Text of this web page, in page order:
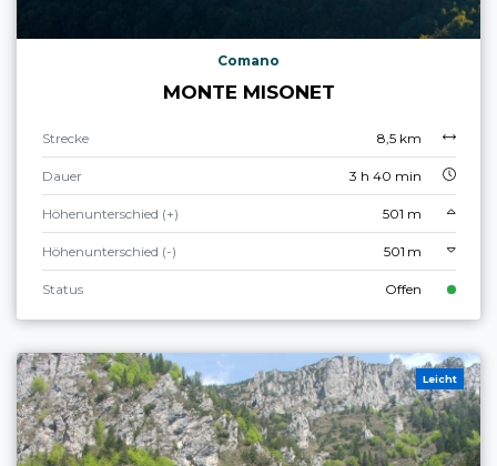
Comano
MONTE MISONET
Strecke 8,5 km
Dauer 3 h 40 min
Höhenunterschied (+) 501 m
Höhenunterschied (-) 501 m
Status Offen
Leicht